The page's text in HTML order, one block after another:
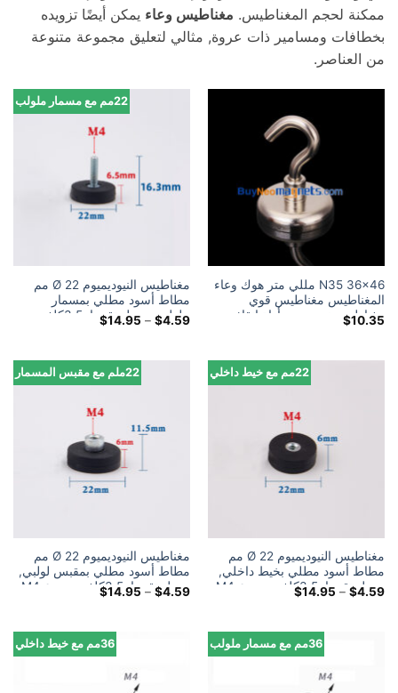
ممكنة لحجم المغناطيس. مغناطيس وعاء يمكن أيضًا تزويده
بخطافات ومسامير ذات عروة, مثالي لتعليق مجموعة متنوعة
من العناصر.
N35 36x46 مللي متر هوك وعاء
المغناطيس مغناطيس قوي
مغناطيس نيوديميوم أداة إنقاذ
مغناطيس نيوديميوم لقط
$10.35
22مم مع مسمار ملولب
مغناطيس النيوديميوم Ø 22 مم
مطاط أسود مطلي بمسمار
ملولب, يحمل تقريبا. 3.5كلغ,
موضوع M4
$4.59
–
$14.95 النطاق
$14.95
22مم مع خيط داخلي
مغناطيس النيوديميوم Ø 22 مم
مطاط أسود مطلي بخيط داخلي,
يحمل تقريبا. 3.5كلغ, موضوع M4
$4.59
–
$14.95 النطاق
22ملم مع مقبس المسمار
مغناطيس النيوديميوم Ø 22 مم
مطاط أسود مطلي بمقبس لولبي,
يحمل تقريبا. 3.5كلغ, موضوع M4
$4.59
–
$14.95 النطاق
36مم مع مسمار ملولب 36مم مع خيط داخلي